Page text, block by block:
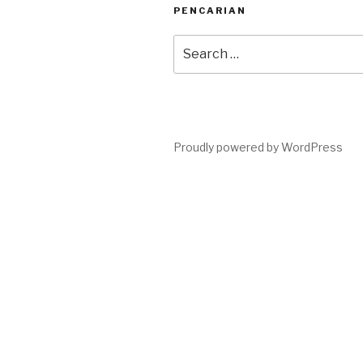
PENCARIAN
for:
Proudly powered by WordPress